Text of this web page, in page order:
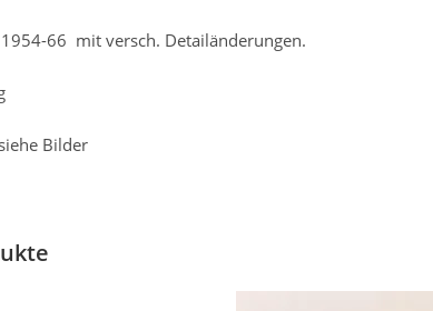
66 mit versch. Detailänderungen.
Bilder